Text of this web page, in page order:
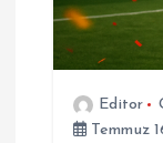
Editor
Temmuz